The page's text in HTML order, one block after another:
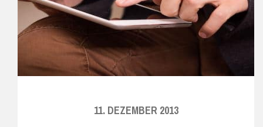
11. DEZEMBER 2013